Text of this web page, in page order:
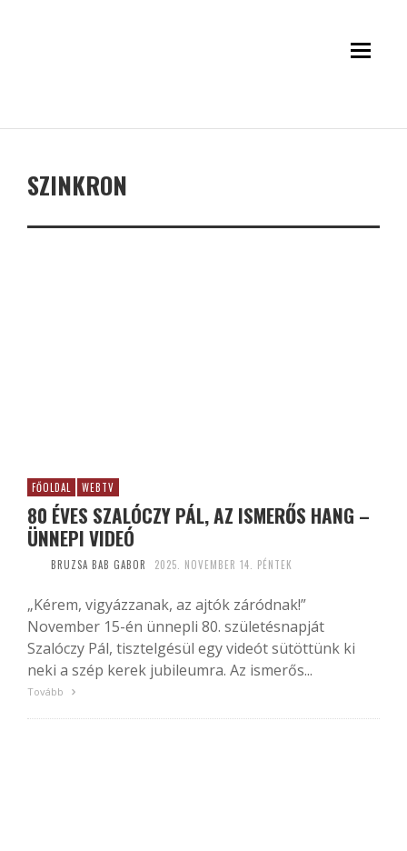
SZINKRON
FŐOLDAL WEBTV
80 ÉVES SZALÓCZY PÁL, AZ ISMERŐS HANG –
ÜNNEPI VIDEÓ
BRUZSA BAB GABOR 2025. NOVEMBER 14. PÉNTEK
„Kérem, vigyázzanak, az ajtók záródnak!”
November 15-én ünnepli 80. születésnapját
Szalóczy Pál, tisztelgésül egy videót sütöttünk ki
neki a szép kerek jubileumra. Az ismerős...
Tovább